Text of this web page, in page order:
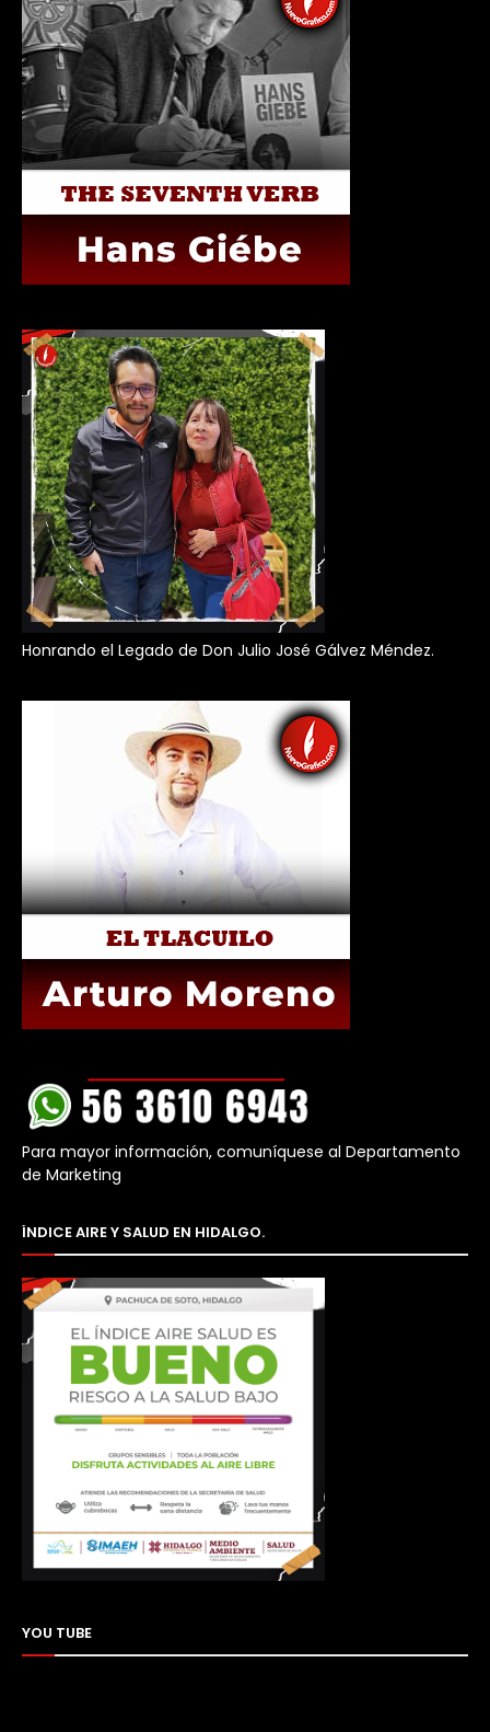
Honrando el Legado de Don Julio José Gálvez Méndez.
Para mayor información, comuníquese al Departamento
de Marketing
ÍNDICE AIRE Y SALUD EN HIDALGO.
YOU TUBE